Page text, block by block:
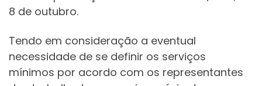
8 de outubro.
Tendo em consideração a eventual
necessidade de se definir os serviços
mínimos por acordo com os representantes